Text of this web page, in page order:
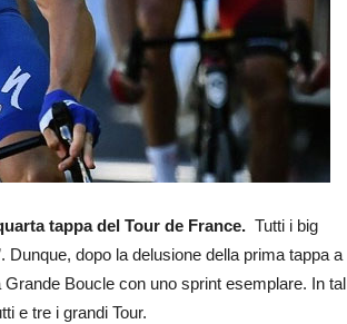
tappa del Tour de France. Tutti i big
Dunque, dopo la delusione della prima tappa a
Boucle con uno sprint esemplare. In tal
e tre i grandi Tour.